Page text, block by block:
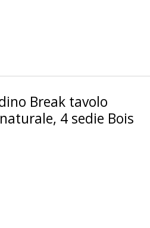
Break tavolo
4 sedie Bois